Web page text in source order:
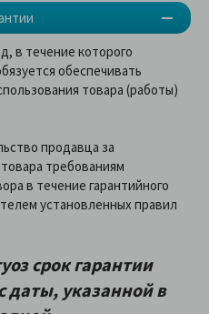
в течение которого
обеспечивать
товара (работы)
продавца за
требованиям
в течение гарантийного
установленных правил
срок гарантии
даты, указанной в